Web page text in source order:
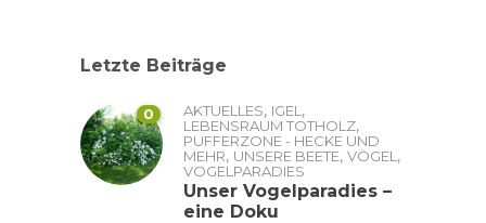
Letzte Beiträge
0 AKTUELLES, IGEL ,
LEBENSRAUM TOTHOLZ,
PUFFERZONE - HECKE UND
MEHR, UNSERE BEETE, VÖGEL ,
VOGELPARADIES
Unser Vogelparadies –
eine Doku